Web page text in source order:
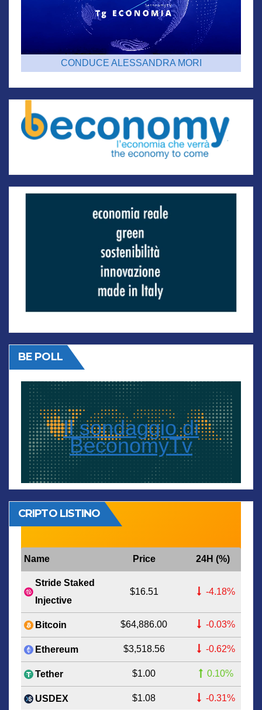
CONDUCE ALESSANDRA MORI
BE POLL
Il sondaggio di
BeconomyTv
CRIPTO LISTINO
Name Price 24H (%)
Stride Staked
Injective
$16.51 -4.18%
Bitcoin $64,886.00 -0.03%
Ethereum $3,518.56 -0.62%
Tether $1.00 0.10%
USDEX $1.08 -0.31%